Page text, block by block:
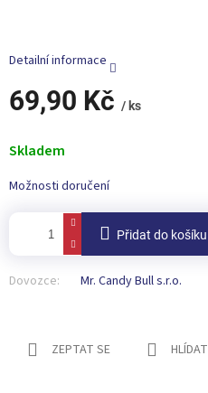
69,90 Kč / ks
cena:
Skladem
Možnosti doručení
Přidat do košíku
Dovozce: Mr. Candy Bull s.r.o.
Detailní informace
ZEPTAT SE HLÍDAT